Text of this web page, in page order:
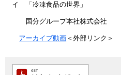
イ 「冷凍食品の世界」
国分グループ本社株式会社
アーカイブ動画＜外部リンク＞